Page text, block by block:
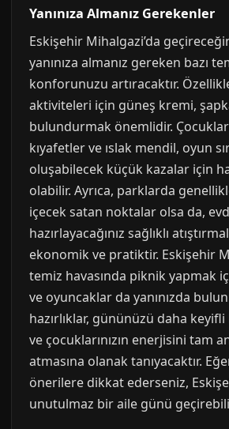
Yanınıza Almanız Gerekenler
Eskişehir Mihalgazi’da
yanınıza almanız gereken bazı
konforunuzu artıracaktır.
aktiviteleri için güneş kremi,
bulundurmak önemlidir.
kıyafetler ve ıslak mendil, oyun
oluşabilecek küçük kazalar için
olabilir. Ayrıca, parklarda
içecek satan noktalar olsa da,
hazırlayacağınız sağlıklı
ekonomik ve pratiktir. Eskişehir
temiz havasında piknik yapmak
ve oyuncaklar da yanınızda
hazırlıklar, gününüzü daha
ve çocuklarınızın enerjisini tam
atmasına olanak tanıyacaktır.
önerilere dikkat ederseniz,
unutulmaz bir aile günü